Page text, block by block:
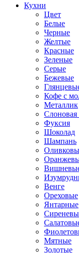
Кухни
Цвет
Белые
Черные
Желтые
Красные
Зеленые
Серые
Бежевые
Кофе с
Металлик
Слоновая
Фуксия
Шоколад
Шампань
Венге
Ореховые
Янтарные
Мятные
Золотые